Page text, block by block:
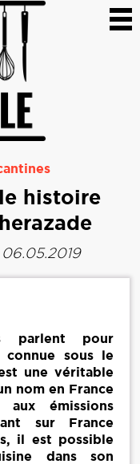
histoire
parlent pour
sous le
une véritable
nom en France
émissions
sur France
il est possible
dans son